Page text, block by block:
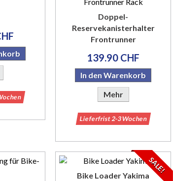
Doppel-
Reservekanisterhalter
Frontrunner
139.90 CHF
In den Warenkorb
Mehr
Lieferfrist 2-3 Wochen
SALE!
Bike Loader Yakima